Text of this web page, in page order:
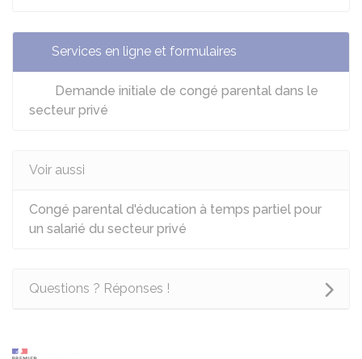
Services en ligne et formulaires
Demande initiale de congé parental dans le
secteur privé
Voir aussi
Congé parental d'éducation à temps partiel pour
un salarié du secteur privé
Questions ? Réponses !